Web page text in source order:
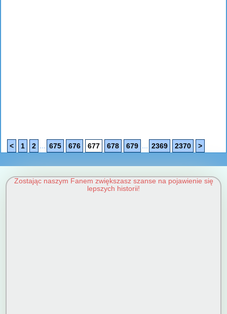
< 1 2 ... 675 676 677 678 679 ... 2369 2370 >
Zostając naszym Fanem zwiększasz szanse na pojawienie się
lepszych historii!